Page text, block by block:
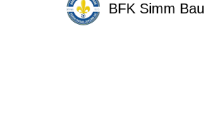
BFK Simm Bau